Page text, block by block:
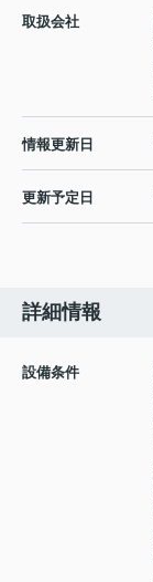
取扱会社
情報更新日
更新予定日
詳細情報
設備条件